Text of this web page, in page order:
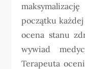
początku
ocena stanu
wywiad
Terapeuta